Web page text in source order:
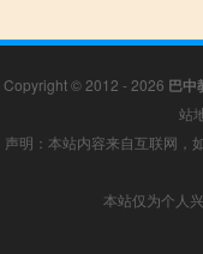
Copyright © 2012 - 2026 巴中
站
声明：本站内容来自互联网，
本站仅为个人